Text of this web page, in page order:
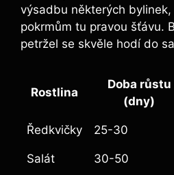
výsadbu některých
pokrmům tu pravou šťávu.
petržel se skvěle hodí do
Rostlina
Doba růstu
(dny)
Ředkvičky 25-30
Salát 30-50